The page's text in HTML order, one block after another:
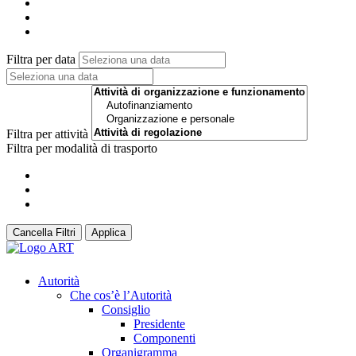
Filtra per data
Filtra per attività
Filtra per modalità di trasporto
Cancella Filtri Applica
Autorità
Che cos’è l’Autorità
Consiglio
Presidente
Componenti
Organigramma